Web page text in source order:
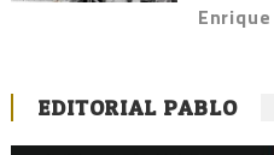
EDITORIAL PABLO